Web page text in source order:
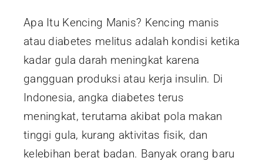
Apa Itu Kencing Manis? Kencing manis
atau diabetes melitus adalah kondisi ketika
kadar gula darah meningkat karena
gangguan produksi atau kerja insulin. Di
Indonesia, angka diabetes terus
meningkat, terutama akibat pola makan
tinggi gula, kurang aktivitas fisik, dan
kelebihan berat badan. Banyak orang baru